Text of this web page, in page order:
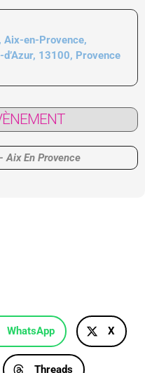
Aix-en-Provence,
13100, Provence
Aix En Provence
WhatsApp X
Threads